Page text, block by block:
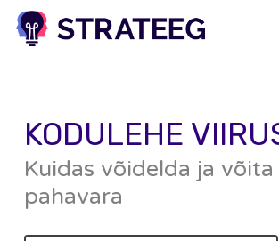
Skip
KODULEHE
Kuidas võidelda ja võita
pahavara